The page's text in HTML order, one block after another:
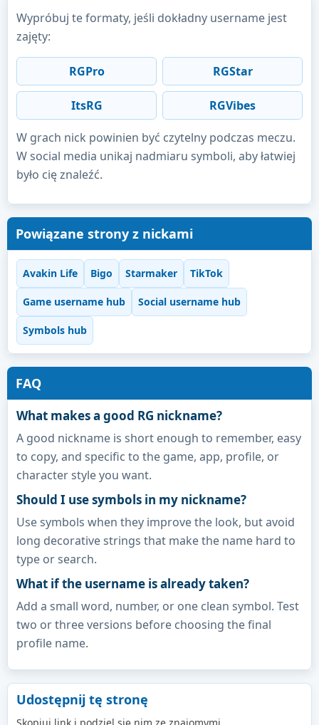
Wypróbuj te formaty, jeśli dokładny username jest
zajęty:
RGPro RGStar
ItsRG RGVibes
W grach nick powinien być czytelny podczas meczu.
W social media unikaj nadmiaru symboli, aby łatwiej
było cię znaleźć.
Powiązane strony z nickami
Avakin Life Bigo Starmaker TikTok
Game username hub Social username hub
Symbols hub
FAQ
What makes a good RG nickname?
A good nickname is short enough to remember, easy
to copy, and specific to the game, app, profile, or
character style you want.
Should I use symbols in my nickname?
Use symbols when they improve the look, but avoid
long decorative strings that make the name hard to
type or search.
What if the username is already taken?
Add a small word, number, or one clean symbol. Test
two or three versions before choosing the final
profile name.
Udostępnij tę stronę
Skopiuj link i podziel się nim ze znajomymi.